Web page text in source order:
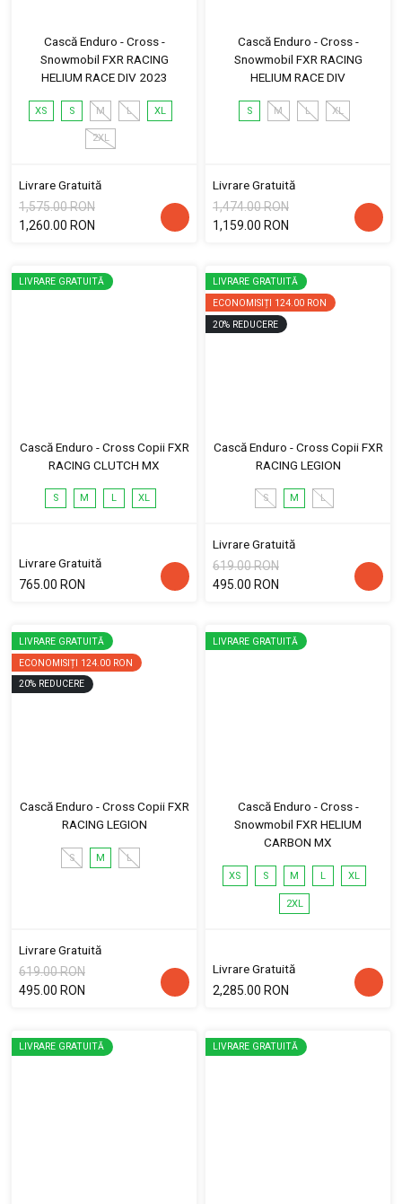
Cască Enduro - Cross -
Snowmobil FXR RACING
HELIUM RACE DIV 2023
XS S M L XL
2XL
Livrare Gratuită
1,575.00 RON
1,260.00 RON
Cască Enduro - Cross -
Snowmobil FXR RACING
HELIUM RACE DIV
S M L XL
Livrare Gratuită
1,474.00 RON
1,159.00 RON
LIVRARE GRATUITĂ
Cască Enduro - Cross Copii FXR
RACING CLUTCH MX
S M L XL
Livrare Gratuită
765.00 RON
LIVRARE GRATUITĂ
ECONOMISIȚI 124.00 RON
20% REDUCERE
Cască Enduro - Cross Copii FXR
RACING LEGION
S M L
Livrare Gratuită
619.00 RON
495.00 RON
LIVRARE GRATUITĂ
ECONOMISIȚI 124.00 RON
20% REDUCERE
Cască Enduro - Cross Copii FXR
RACING LEGION
S M L
Livrare Gratuită
619.00 RON
495.00 RON
LIVRARE GRATUITĂ
Cască Enduro - Cross -
Snowmobil FXR HELIUM
CARBON MX
XS S M L XL
2XL
Livrare Gratuită
2,285.00 RON
LIVRARE GRATUITĂ LIVRARE GRATUITĂ